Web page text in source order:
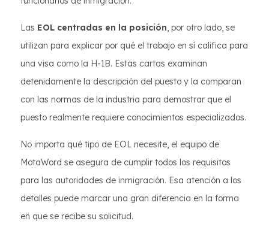
Las EOL centradas en la posición, por otro lado, se
utilizan para explicar por qué el trabajo en sí califica para
una visa como la H-1B. Estas cartas examinan
detenidamente la descripción del puesto y la comparan
con las normas de la industria para demostrar que el
puesto realmente requiere conocimientos especializados.
No importa qué tipo de EOL necesite, el equipo de
MotaWord se asegura de cumplir todos los requisitos
para las autoridades de inmigración. Esa atención a los
detalles puede marcar una gran diferencia en la forma
en que se recibe su solicitud.